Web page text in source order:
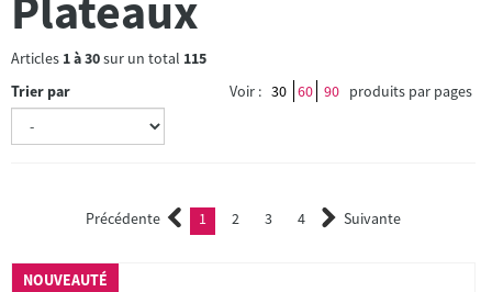
Articles 1à30sur un total 115
Trier par
Voir : 30 60 90 produits par pages
Précédente 1 (current)
2 3 4 Suivante
NOUVEAUTÉ